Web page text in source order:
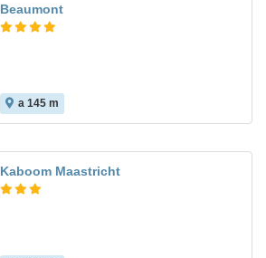
Beaumont
a 145 m
Kaboom Maastricht